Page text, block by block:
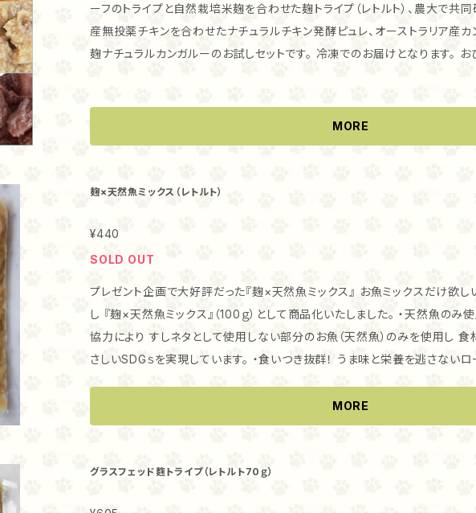
ーフのトライプと自然栽培米麹を合わせた麹トライプ（レトルト）、農大で共
産無投薬チキンを合わせたナチュラルチキン発酵ピュレ、オーストラリア産
麹ナチュラルカンガルーのお試しセットです。 冷凍でのお届けとなります。 おひとり様1セット限りとなり
MORE
麹×天然魚ミックス（レトルト）
¥440
SOLD OUT
プレゼント企画で大好評だった『麹×天然魚ミックス』 お魚ミックスだけ欲し
し 『麹×天然魚ミックス』（100ｇ）として商品化いたしました。 ・天然魚のみ使用 西麻布かみくら様のご
協力により すしネタとして使用しない部分のお魚（天然魚）のみを使用し 食
さしいSDGｓを実現しています。 ・食いつき抜群！ うま味と栄養を逃さないローパック製法で、天然魚と
「飲む点滴」とも呼ばれる麹が全体の15%含まれていますから、ビタミン、ミ
最適です。 さらに、自然栽培米麴のチカラで、猫ちゃんワンちゃんのお腹の調
やさしいトロミがついているため、とても食べやすく 噛む力の弱くなった高齢の
MORE
グラスフェッド麴トライプ（レトルト70ｇ）